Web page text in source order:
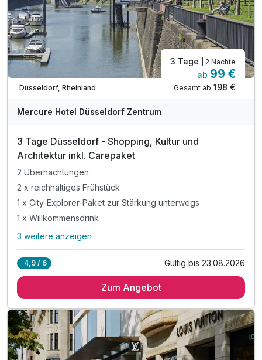
Düsseldorf, Rheinland
3 Tage | 2 Nächte
ab 99 €
Gesamt ab 198 €
Mercure Hotel Düsseldorf Zentrum
3 Tage Düsseldorf - Shopping, Kultur und
Architektur inkl. Carepaket
2 Übernachtungen
2 x reichhaltiges Frühstück
1 x City-Explorer-Paket zur Stärkung unterwegs
1 x Willkommensdrink
Alle Inklusivleistungen
2 x reichhaltiges Frühstück
1 x Willkommensdrink
1 x Stadtplan
inkl. WLAN
3 weitere anzeigen
4,9 / 6 Gültig bis 23.08.2026
Zum Angebot